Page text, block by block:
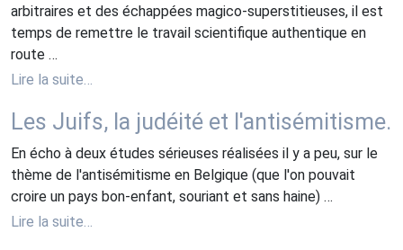
arbitraires et des échappées magico-superstitieuses, il est
temps de remettre le travail scientifique authentique en
route …
Lire la suite…
Les Juifs, la judéité et l'antisémitisme.
En écho à deux études sérieuses réalisées il y a peu, sur le
thème de l'antisémitisme en Belgique (que l'on pouvait
croire un pays bon-enfant, souriant et sans haine) …
Lire la suite…